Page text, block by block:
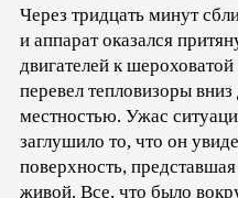
Через тридцать минут
и аппарат оказался
двигателей к
перевел тепловизоры
местностью. Ужас
заглушило то, что он
поверхность,
живой. Все, что было